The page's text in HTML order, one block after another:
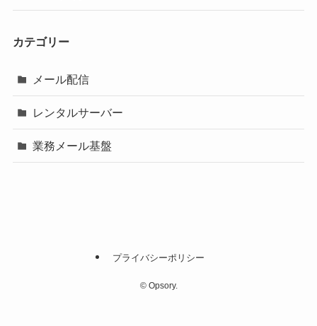
カテゴリー
メール配信
レンタルサーバー
業務メール基盤
プライバシーポリシー
©Opsory.